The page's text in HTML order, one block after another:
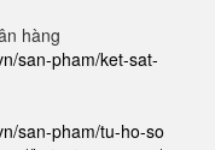
hàng
san-pham/ket-sat-
san-pham/tu-ho-so